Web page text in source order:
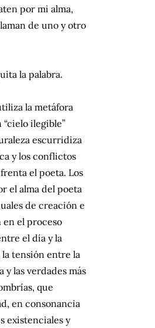
por mі alma,
de uno y otro
la palabra.
la metáfora
ilegible”
escurridiza
y los conflictos
el poeta. Los
el alma del poeta
de creación e
el proceso
el día y la
la tensión entre la
las verdades más
que
en consonancia
existenciales y